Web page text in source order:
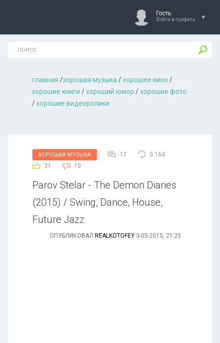
Гость
Войти в профиль
главная /хорошая музыкa /хорошее кино /
хорошие книги /хороший юмор /хорошие фото
/хорошие видеоролики
ХОРОШАЯ МУЗЫКА 17
5 164
31
10
Parov Stelar - The Demon Diaries
(2015) / Swing, Dance, House,
Future Jazz
ОПУБЛИКОВАЛ REALKOTOFEY 3-05-2015, 21:25